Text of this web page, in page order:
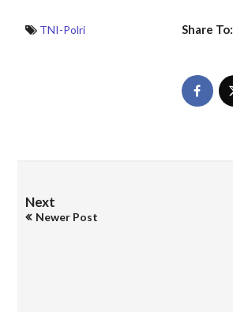
TNI-Polri Share To:
Next
Newer Post